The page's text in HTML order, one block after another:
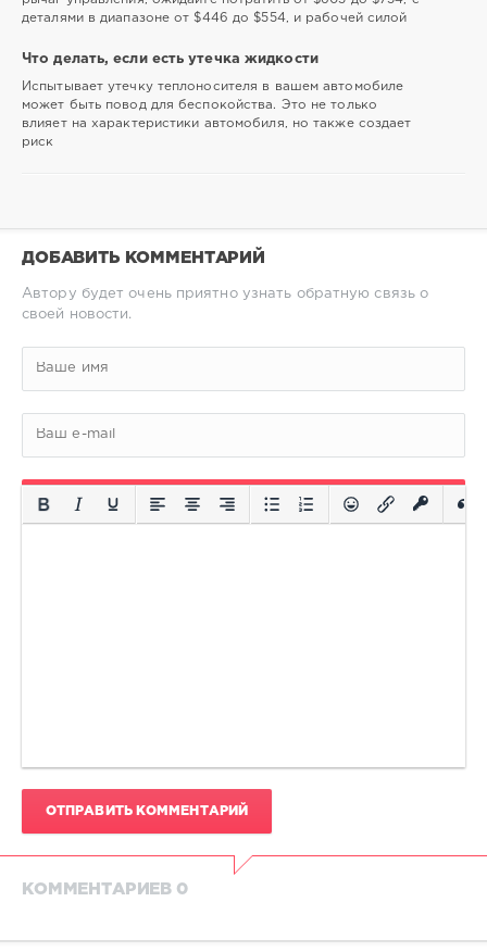
деталями в диапазоне от $446 до $554, и рабочей силой
Что делать, если есть утечка жидкости
Испытывает утечку теплоносителя в вашем автомобиле
может быть повод для беспокойства. Это не только
влияет на характеристики автомобиля, но также создает
риск
ДОБАВИТЬ КОММЕНТАРИЙ
Автору будет очень приятно узнать обратную связь о
своей новости.
ОТПРАВИТЬ КОММЕНТАРИЙ
КОММЕНТАРИЕВ 0